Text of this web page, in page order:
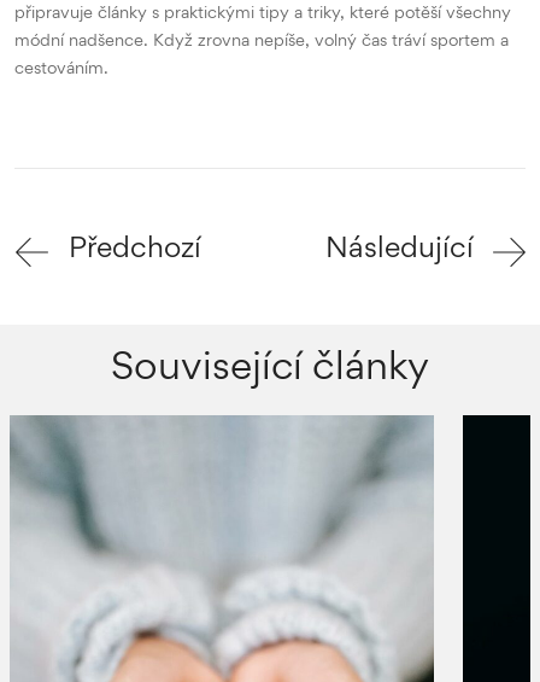
připravuje články s praktickými tipy a triky, které potěší všechny
módní nadšence. Když zrovna nepíše, volný čas tráví sportem a
cestováním.
Předchozí Následující
Související články